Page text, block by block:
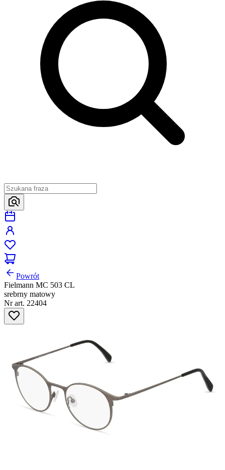
Powrót
Fielmann MC 503 CL
srebrny matowy
Nr art. 22404